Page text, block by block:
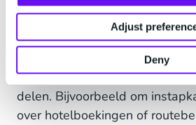
Adjust
Deny
Aankoopinformatie:
waardevol hulpmiddel om
delen. Bijvoorbeeld om
over hotelboekingen of